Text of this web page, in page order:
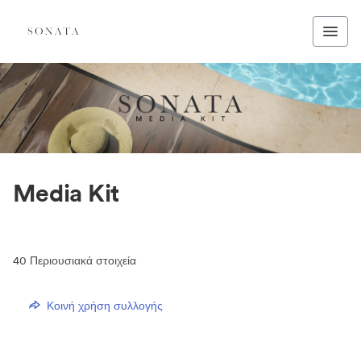
Media Kit
40 Περιουσιακά στοιχεία
Κοινή χρήση συλλογής